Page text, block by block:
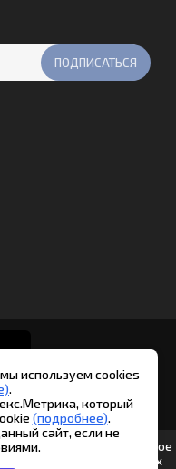
инфо. 2013-2026
используем cookies
.
который
(подробнее).
сайт, если не
вы подтверждаете свое
обработку персональных